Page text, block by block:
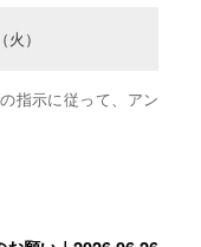
）
指示に従って、アン